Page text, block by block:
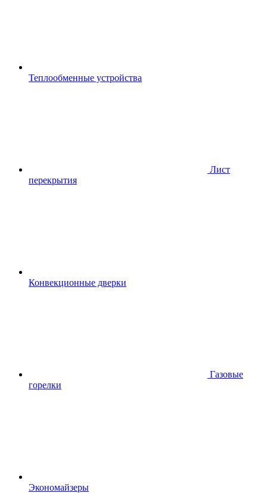
Теплообменные устройства
Лист
перекрытия
Конвекционные дверки
Газовые
горелки
Экономайзеры